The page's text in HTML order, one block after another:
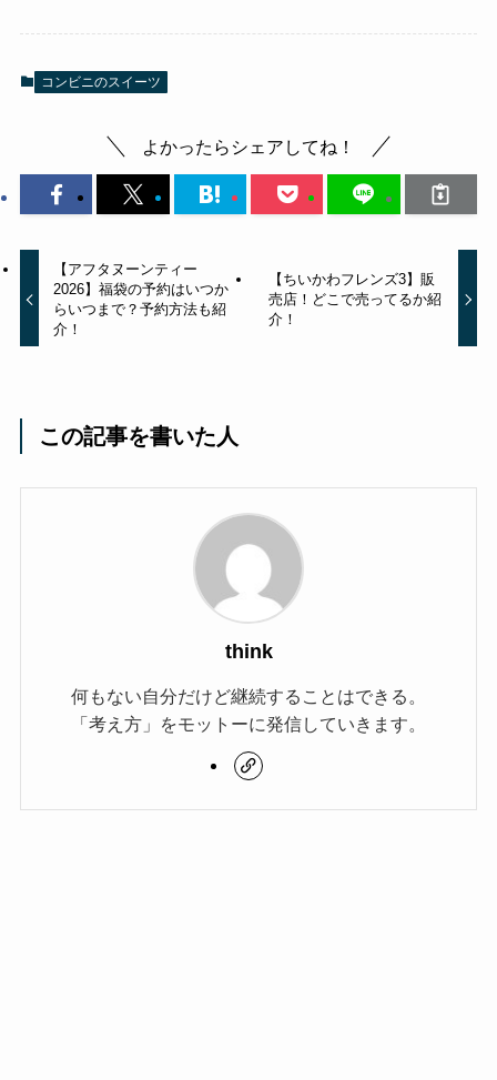
コンビニのスイーツ
よかったらシェアしてね！
【アフタヌーンティー
2026】福袋の予約はいつか
らいつまで？予約方法も紹
介！
【ちいかわフレンズ3】販
売店！どこで売ってるか紹
介！
この記事を書いた人
think
何もない自分だけど継続することはできる。
「考え方」をモットーに発信していきます。